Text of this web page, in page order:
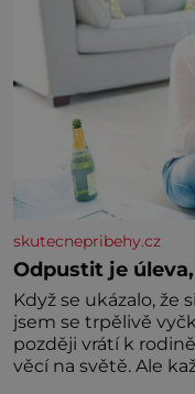
skutecnepribehy.cz
Odpustit je
Když se ukázalo, že
jsem se trpělivě
později vrátí k
věcí na světě. Ale